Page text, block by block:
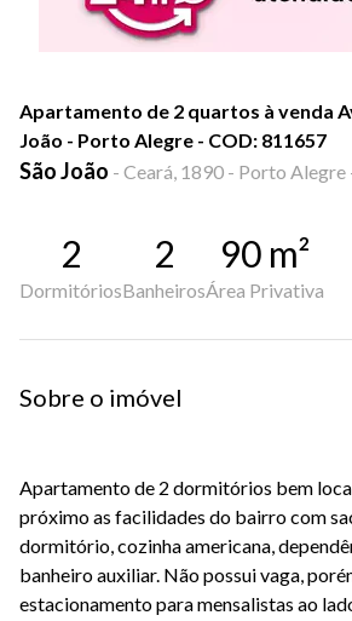
Apartamento de 2 quartos à venda
João - Porto Alegre - COD: 811657
São João - Ceará, 1890 - Porto Alegre
2
Dormitórios
2
Banheiros
90 m²
Área Privativa
Sobre o imóvel
Apartamento de 2 dormitórios bem
próximo as facilidades do bairro com
dormitório, cozinha americana,
banheiro auxiliar. Não possui vaga,
estacionamento para mensalistas ao